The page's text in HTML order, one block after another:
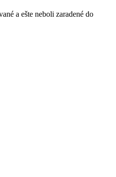
a ešte neboli zaradené do